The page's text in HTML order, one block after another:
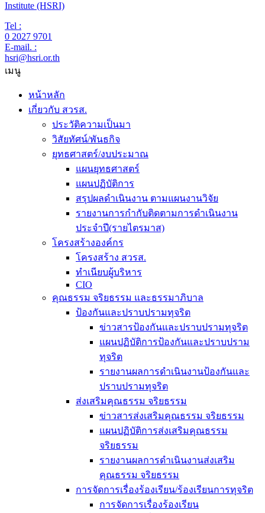
Institute (HSRI)
Tel :
0 2027 9701
E-mail. :
hsri@hsri.or.th
เมนู
หน้าหลัก
เกี่ยวกับ สวรส.
ประวัติความเป็นมา
วิสัยทัศน์/พันธกิจ
ยุทธศาสตร์/งบประมาณ
แผนยุทธศาสตร์
แผนปฏิบัติการ
สรุปผลดำเนินงาน ตามแผนงานวิจัย
รายงานการกำกับติดตามการดำเนินงาน
ประจำปี(รายไตรมาส)
โครงสร้างองค์กร
โครงสร้าง สวรส.
ทำเนียบผู้บริหาร
CIO
คุณธรรม จริยธรรม และธรรมาภิบาล
ป้องกันและปราบปรามทุจริต
ข่าวสารป้องกันและปราบปรามทุจริต
แผนปฏิบัติการป้องกันและปราบปราม
ทุจริต
รายงานผลการดำเนินงานป้องกันและ
ปราบปรามทุจริต
ส่งเสริมคุณธรรม จริยธรรม
ข่าวสารส่งเสริมคุณธรรม จริยธรรม
แผนปฏิบัติการส่งเสริมคุณธรรม
จริยธรรม
รายงานผลการดำเนินงานส่งเสริม
คุณธรรม จริยธรรม
การจัดการเรื่องร้องเรียน/ร้องเรียนการทุจริต
การจัดการเรื่องร้องเรียน